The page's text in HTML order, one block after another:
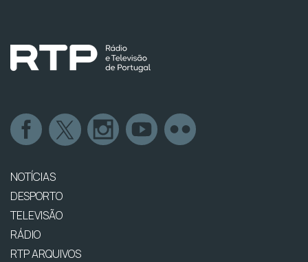
NOTÍCIAS
DESPORTO
TELEVISÃO
RÁDIO
RTP ARQUIVOS